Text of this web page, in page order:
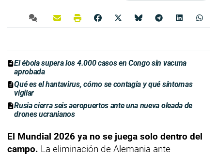
El ébola supera los 4.000 casos en Congo sin vacuna
aprobada
Qué es el hantavirus, cómo se contagia y qué síntomas
vigilar
Rusia cierra seis aeropuertos ante una nueva oleada de
drones ucranianos
El Mundial 2026 ya no se juega solo dentro del
campo. La eliminación de Alemania ante